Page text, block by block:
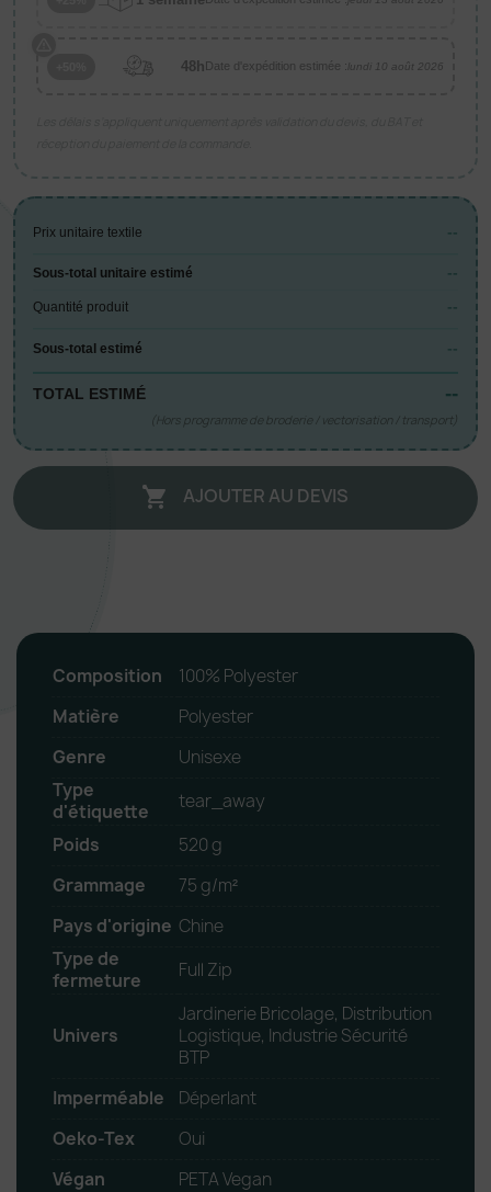
48h Date d'expédition estimée :lundi 10 août 2026
Prix unitaire textile --
Sous-total unitaire estimé --
Quantité produit --
Sous-total estimé --
TOTAL ESTIMÉ --
(Hors programme de broderie / vectorisation / transport)
 AJOUTER AU DEVIS
Composition
100% Polyester
Matière
Polyester
Genre
Unisexe
Type
d'étiquette
tear_away
Poids
520 g
Grammage
75 g/m²
Pays d'origine Chine
Type de
fermeture
Full Zip
Univers
Jardinerie Bricolage, Distribution
Logistique, Industrie Sécurité
BTP
Imperméable
Déperlant
Oeko-Tex
Oui
Végan
PETA Vegan